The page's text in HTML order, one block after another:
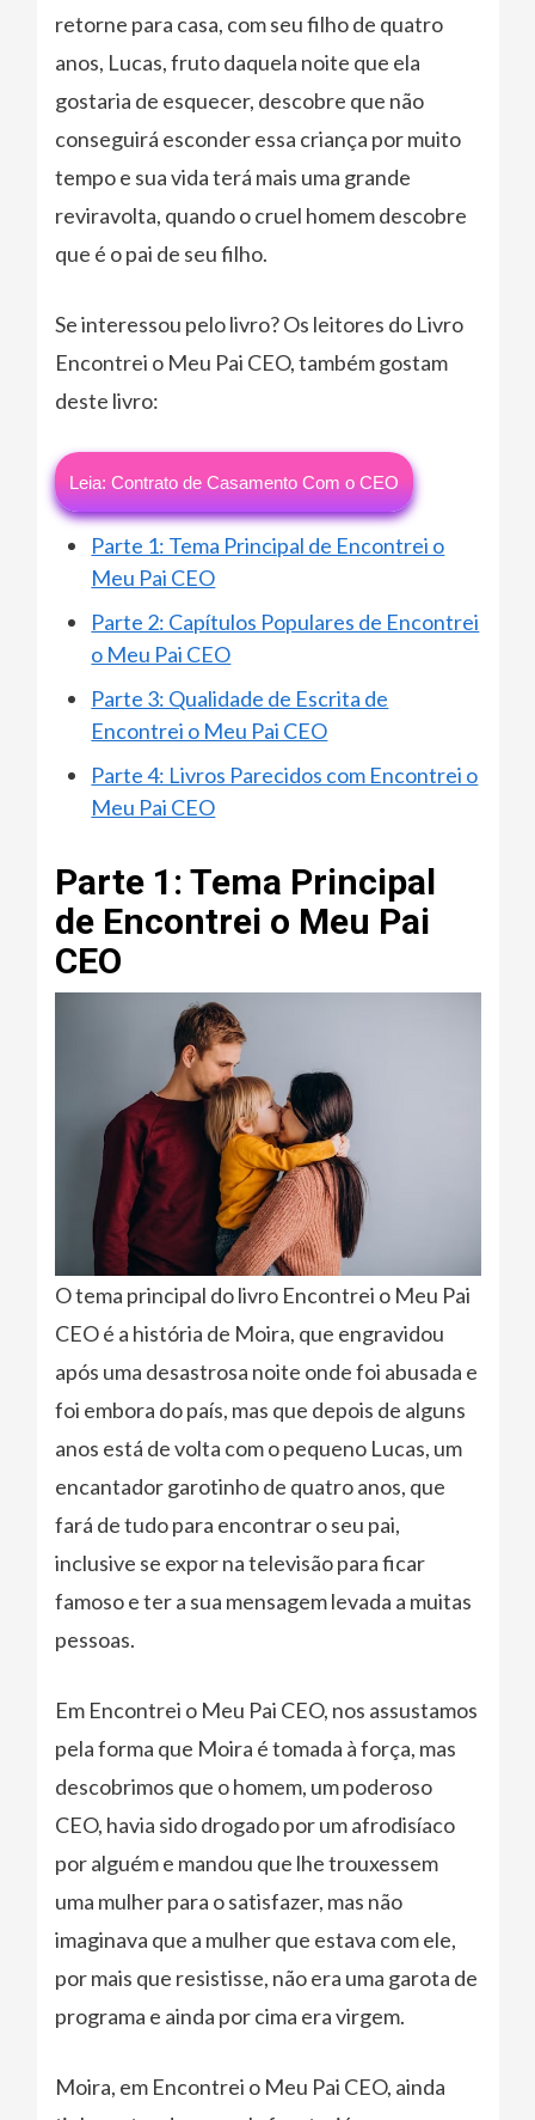
retorne para casa, com seu filho de quatro
anos, Lucas, fruto daquela noite que ela
gostaria de esquecer, descobre que não
conseguirá esconder essa criança por muito
tempo e sua vida terá mais uma grande
reviravolta, quando o cruel homem descobre
que é o pai de seu filho.
Se interessou pelo livro? Os leitores do Livro
Encontrei o Meu Pai CEO, também gostam
deste livro:
Leia: Contrato de Casamento Com o CEO
Parte 1: Tema Principal de Encontrei o
Meu Pai CEO
Parte 2: Capítulos Populares de Encontrei
o Meu Pai CEO
Parte 3: Qualidade de Escrita de
Encontrei o Meu Pai CEO
Parte 4: Livros Parecidos com Encontrei o
Meu Pai CEO
Parte 1: Tema Principal
de Encontrei o Meu Pai
CEO
O tema principal do livro Encontrei o Meu Pai
CEO é a história de Moira, que engravidou
após uma desastrosa noite onde foi abusada e
foi embora do país, mas que depois de alguns
anos está de volta com o pequeno Lucas, um
encantador garotinho de quatro anos, que
fará de tudo para encontrar o seu pai,
inclusive se expor na televisão para ficar
famoso e ter a sua mensagem levada a muitas
pessoas.
Em Encontrei o Meu Pai CEO, nos assustamos
pela forma que Moira é tomada à força, mas
descobrimos que o homem, um poderoso
CEO, havia sido drogado por um afrodisíaco
por alguém e mandou que lhe trouxessem
uma mulher para o satisfazer, mas não
imaginava que a mulher que estava com ele,
por mais que resistisse, não era uma garota de
programa e ainda por cima era virgem.
Moira, em Encontrei o Meu Pai CEO, ainda